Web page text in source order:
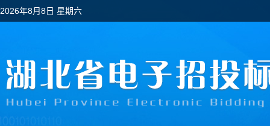
2026年8月8日 星期六